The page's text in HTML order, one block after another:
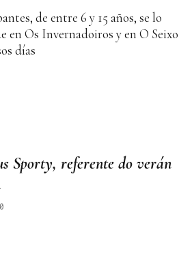
de entre 6 y 15 años, se lo
en Os Invernadoiros y en O Seixo
días
Sporty, referente do verán